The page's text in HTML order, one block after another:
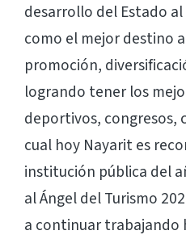
desarrollo del Estado
como el mejor destino
promoción,
logrando tener los
deportivos, congresos,
cual hoy Nayarit es
institución pública del
al Ángel del Turismo
a continuar trabajando